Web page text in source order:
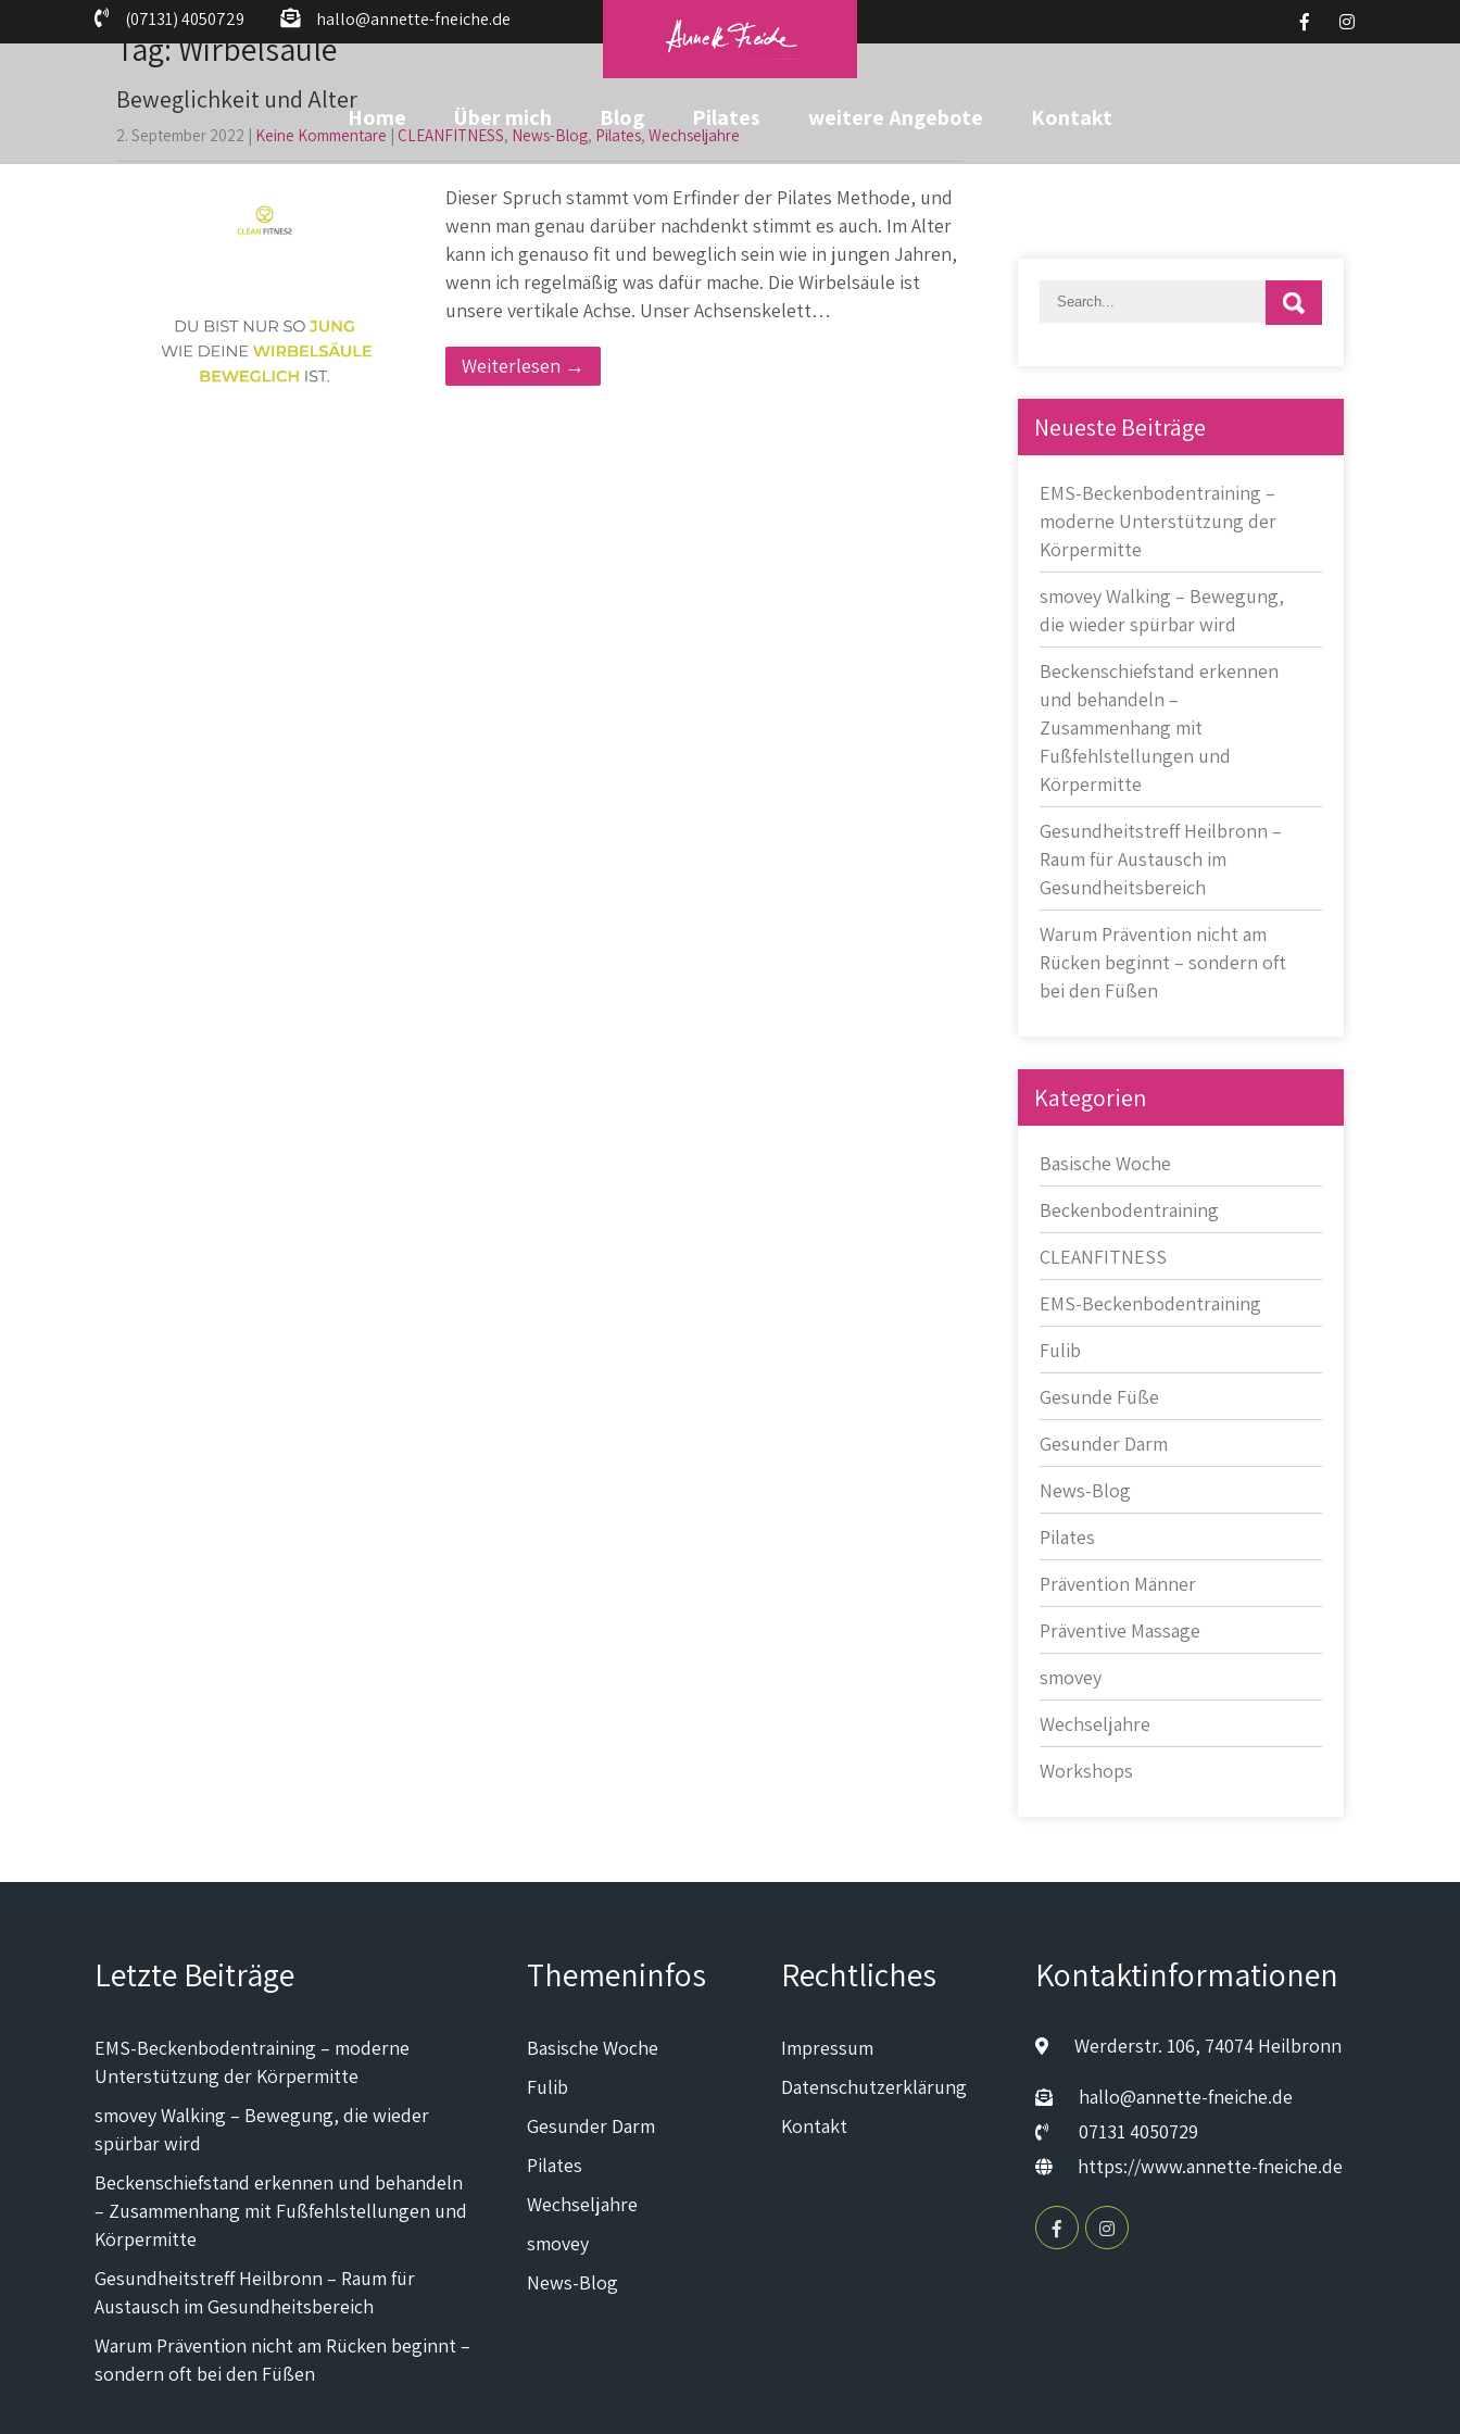
(07131) 4050729 hallo@annette-fneiche.de
Home Über mich Blog Pilates weitere Angebote Kontakt
Tag: Wirbelsäule
Beweglichkeit und Alter
2. September 2022 | Keine Kommentare | CLEANFITNESS, News-Blog, Pilates, Wechseljahre
Dieser Spruch stammt vom Erfinder der Pilates Methode, und
wenn man genau darüber nachdenkt stimmt es auch. Im Alter
kann ich genauso fit und beweglich sein wie in jungen Jahren,
wenn ich regelmäßig was dafür mache. Die Wirbelsäule ist
unsere vertikale Achse. Unser Achsenskelett…
Weiterlesen →
Neueste Beiträge
EMS-Beckenbodentraining –
moderne Unterstützung der
Körpermitte
smovey Walking – Bewegung,
die wieder spürbar wird
Beckenschiefstand erkennen
und behandeln –
Zusammenhang mit
Fußfehlstellungen und
Körpermitte
Gesundheitstreff Heilbronn –
Raum für Austausch im
Gesundheitsbereich
Warum Prävention nicht am
Rücken beginnt – sondern oft
bei den Füßen
Kategorien
Basische Woche
Beckenbodentraining
CLEANFITNESS
EMS-Beckenbodentraining
Fulib
Gesunde Füße
Gesunder Darm
News-Blog
Pilates
Prävention Männer
Präventive Massage
smovey
Wechseljahre
Workshops
Letzte Beiträge
EMS-Beckenbodentraining – moderne
Unterstützung der Körpermitte
smovey Walking – Bewegung, die wieder
spürbar wird
Beckenschiefstand erkennen und behandeln
– Zusammenhang mit Fußfehlstellungen und
Körpermitte
Gesundheitstreff Heilbronn – Raum für
Austausch im Gesundheitsbereich
Warum Prävention nicht am Rücken beginnt –
sondern oft bei den Füßen
Themeninfos
Basische Woche
Fulib
Gesunder Darm
Pilates
Wechseljahre
smovey
News-Blog
Rechtliches
Impressum
Datenschutzerklärung
Kontakt
Kontaktinformationen
Werderstr. 106, 74074 Heilbronn
hallo@annette-fneiche.de
07131 4050729
https://www.annette-fneiche.de